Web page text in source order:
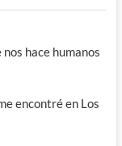
hace humanos
encontré en Los